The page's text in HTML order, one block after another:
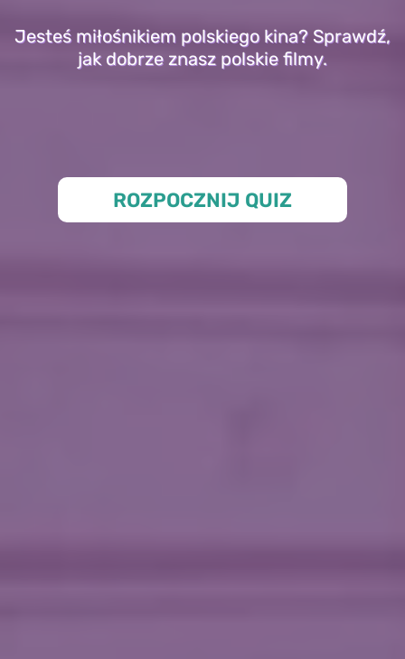
Jesteś miłośnikiem polskiego kina? Sprawdź,
jak dobrze znasz polskie filmy.
ROZPOCZNIJ QUIZ